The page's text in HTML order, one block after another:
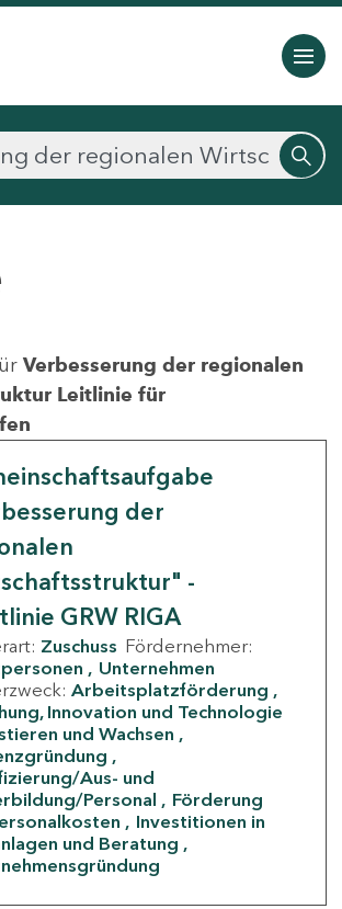
Verbesserung der regionalen
Leitlinie für
der
-
GRW RIGA
Zuschuss Fördernehmer:
Unternehmen
Arbeitsplatzförderung
Innovation und Technologie
und Wachsen
Aus- und
Personal
Förderung
Investitionen in
und Beratung